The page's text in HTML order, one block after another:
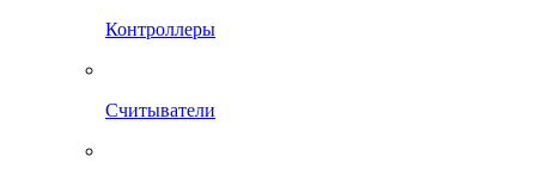
Контроллеры
Считыватели